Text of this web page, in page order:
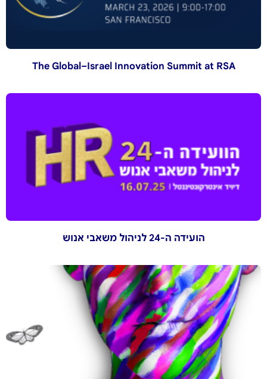
The Global–Israel Innovation Summit at RSA
הועידה ה-24 לניהול משאבי אנוש